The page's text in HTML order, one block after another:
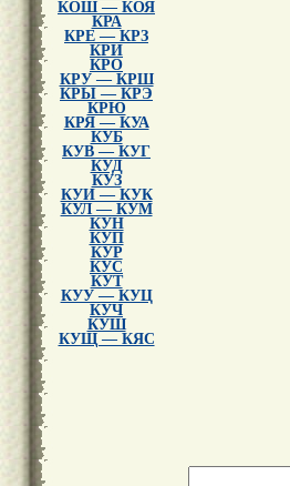
КОШ — КОЯ
КРА
КРЕ — КРЗ
КРИ
КРО
КРУ — КРШ
КРЫ — КРЭ
КРЮ
КРЯ — КУА
КУБ
КУВ — КУГ
КУД
КУЗ
КУИ — КУК
КУЛ — КУМ
КУН
КУП
КУР
КУС
КУТ
КУУ — КУЦ
КУЧ
КУШ
КУЩ — КЯС